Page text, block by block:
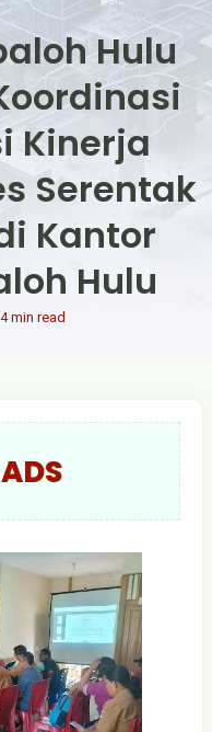
Hulu
Kinerja
Serentak
Kantor
Hulu
min read